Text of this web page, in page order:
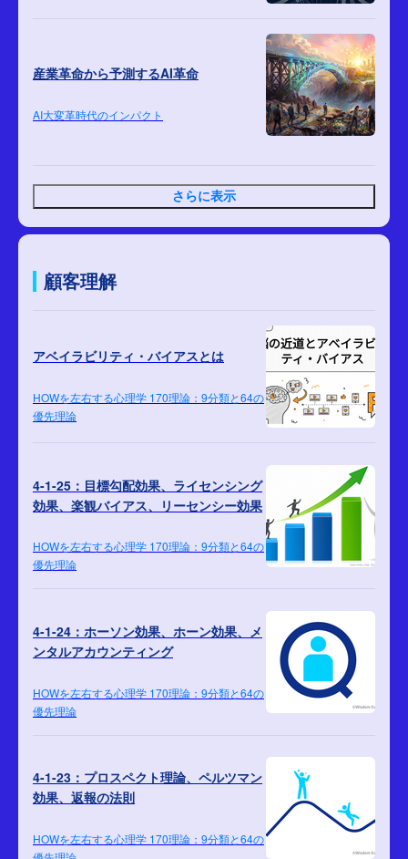
産業革命から予測するAI革命
AI大変革時代のインパクト
さらに表示
顧客理解
アベイラビリティ・バイアスとは
HOWを左右する心理学 170理論：9分類と64の
優先理論
4-1-25：目標勾配効果、ライセンシング
効果、楽観バイアス、リーセンシー効果
HOWを左右する心理学 170理論：9分類と64の
優先理論
4-1-24：ホーソン効果、ホーン効果、メ
ンタルアカウンティング
HOWを左右する心理学 170理論：9分類と64の
優先理論
4-1-23：プロスペクト理論、ペルツマン
効果、返報の法則
HOWを左右する心理学 170理論：9分類と64の